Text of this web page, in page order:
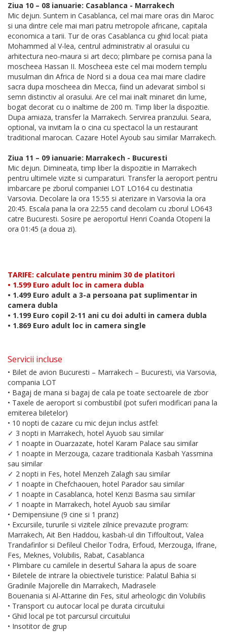
Ziua 10 – 08 ianuarie: Casablanca - Marrakech
Mic dejun. Suntem in Casablanca, cel mai mare oras din Maroc
si una dintre cele mai mari patru metropole africane, capitala
economica a tarii. Tur de oras Casablanca cu ghid local: piata
Mohammed al V-lea, centrul administrativ al orasului cu
arhitectura neo-maura si art deco; plimbare pe cornisa pana la
moscheea Hassan II. Moscheea este cel mai modern templu
musulman din Africa de Nord si a doua cea mai mare cladire
sacra dupa moscheea din Mecca, fiind un adevarat simbol si
semn distinctiv al orasului. Are cel mai inalt minaret din lume,
bogat decorat cu o inaltime de 200 m. Timp liber la dispozitie.
Dupa amiaza, transfer la Marrakech. Servirea pranzului. Seara,
optional, va invitam la o cina cu spectacol la un restaurant
traditional marocan. Cazare Hotel Ayoub sau similar Marrakech.
Ziua 11 – 09 ianuarie: Marrakech - Bucuresti
Mic dejun. Dimineata, timp liber la dispozitie in Marrakech
pentru ultimele vizite si cumparaturi. Transfer la aeroport pentru
imbarcare pe zborul companiei LOT LO164 cu destinatia
Varsovia. Decolare la ora 15:55 si aterizare in Varsovia la ora
20:45. Escala pana la ora 22:55 cand decolam cu zborul LO643
catre Bucuresti. Sosire pe aeroportul Henri Coanda Otopeni la
ora 01:45 (a doua zi).
TARIFE: calculate pentru minim 30 de platitori
• 1.599 Euro adult loc in camera dubla
• 1.499 Euro adult a 3-a persoana pat suplimentar in
camera dubla
• 1.199 Euro copil 2-11 ani cu doi adulti in camera dubla
• 1.869 Euro adult loc in camera single
Servicii incluse
• Bilet de avion Bucuresti – Marrakech – Bucuresti, via Varsovia,
compania LOT
• Bagaj de mana si bagaj de cala pe toate sectoarele de zbor
• Taxele de aeroport si combustibil (pot suferi modificari pana la
emiterea biletelor)
• 10 nopti de cazare cu mic dejun inclus astfel:
✓ 3 nopti in Marrakech, hotel Ayuob sau similar
✓ 1 noapte in Ouarzazate, hotel Karam Palace sau similar
✓ 1 noapte in Merzouga, cazare traditionala Kasbah Yassmina
sau similar
✓ 2 nopti in Fes, hotel Menzeh Zalagh sau similar
✓ 1 noapte in Chefchaouen, hotel Parador sau similar
✓ 1 noapte in Casablanca, hotel Kenzi Basma sau similar
✓ 1 noapte in Marrakech, hotel Ayuob sau similar
• Demipensiune (9 cine si 1 pranz)
• Excursiile, tururile si vizitele zilnice prevazute program:
Marrakech, Ait Ben Haddou, kasbah-ul din Tiffoultout, Valea
Trandafirilor si Defileul Cheilor Todra, Erfoud, Merzouga, Ifrane,
Fes, Meknes, Volubilis, Rabat, Casablanca
• Plimbare cu camilele in desertul Sahara la apus de soare
• Biletele de intrare la obiectivele turistice: Palatul Bahia si
Gradinile Majorelle din Marrakech, Madrasele
Bouenania si Al-Attarine din Fes, situl arheologic din Volubilis
• Transport cu autocar local pe durata circuitului
• Ghid local pe tot parcursul circuitului
• Insotitor de grup